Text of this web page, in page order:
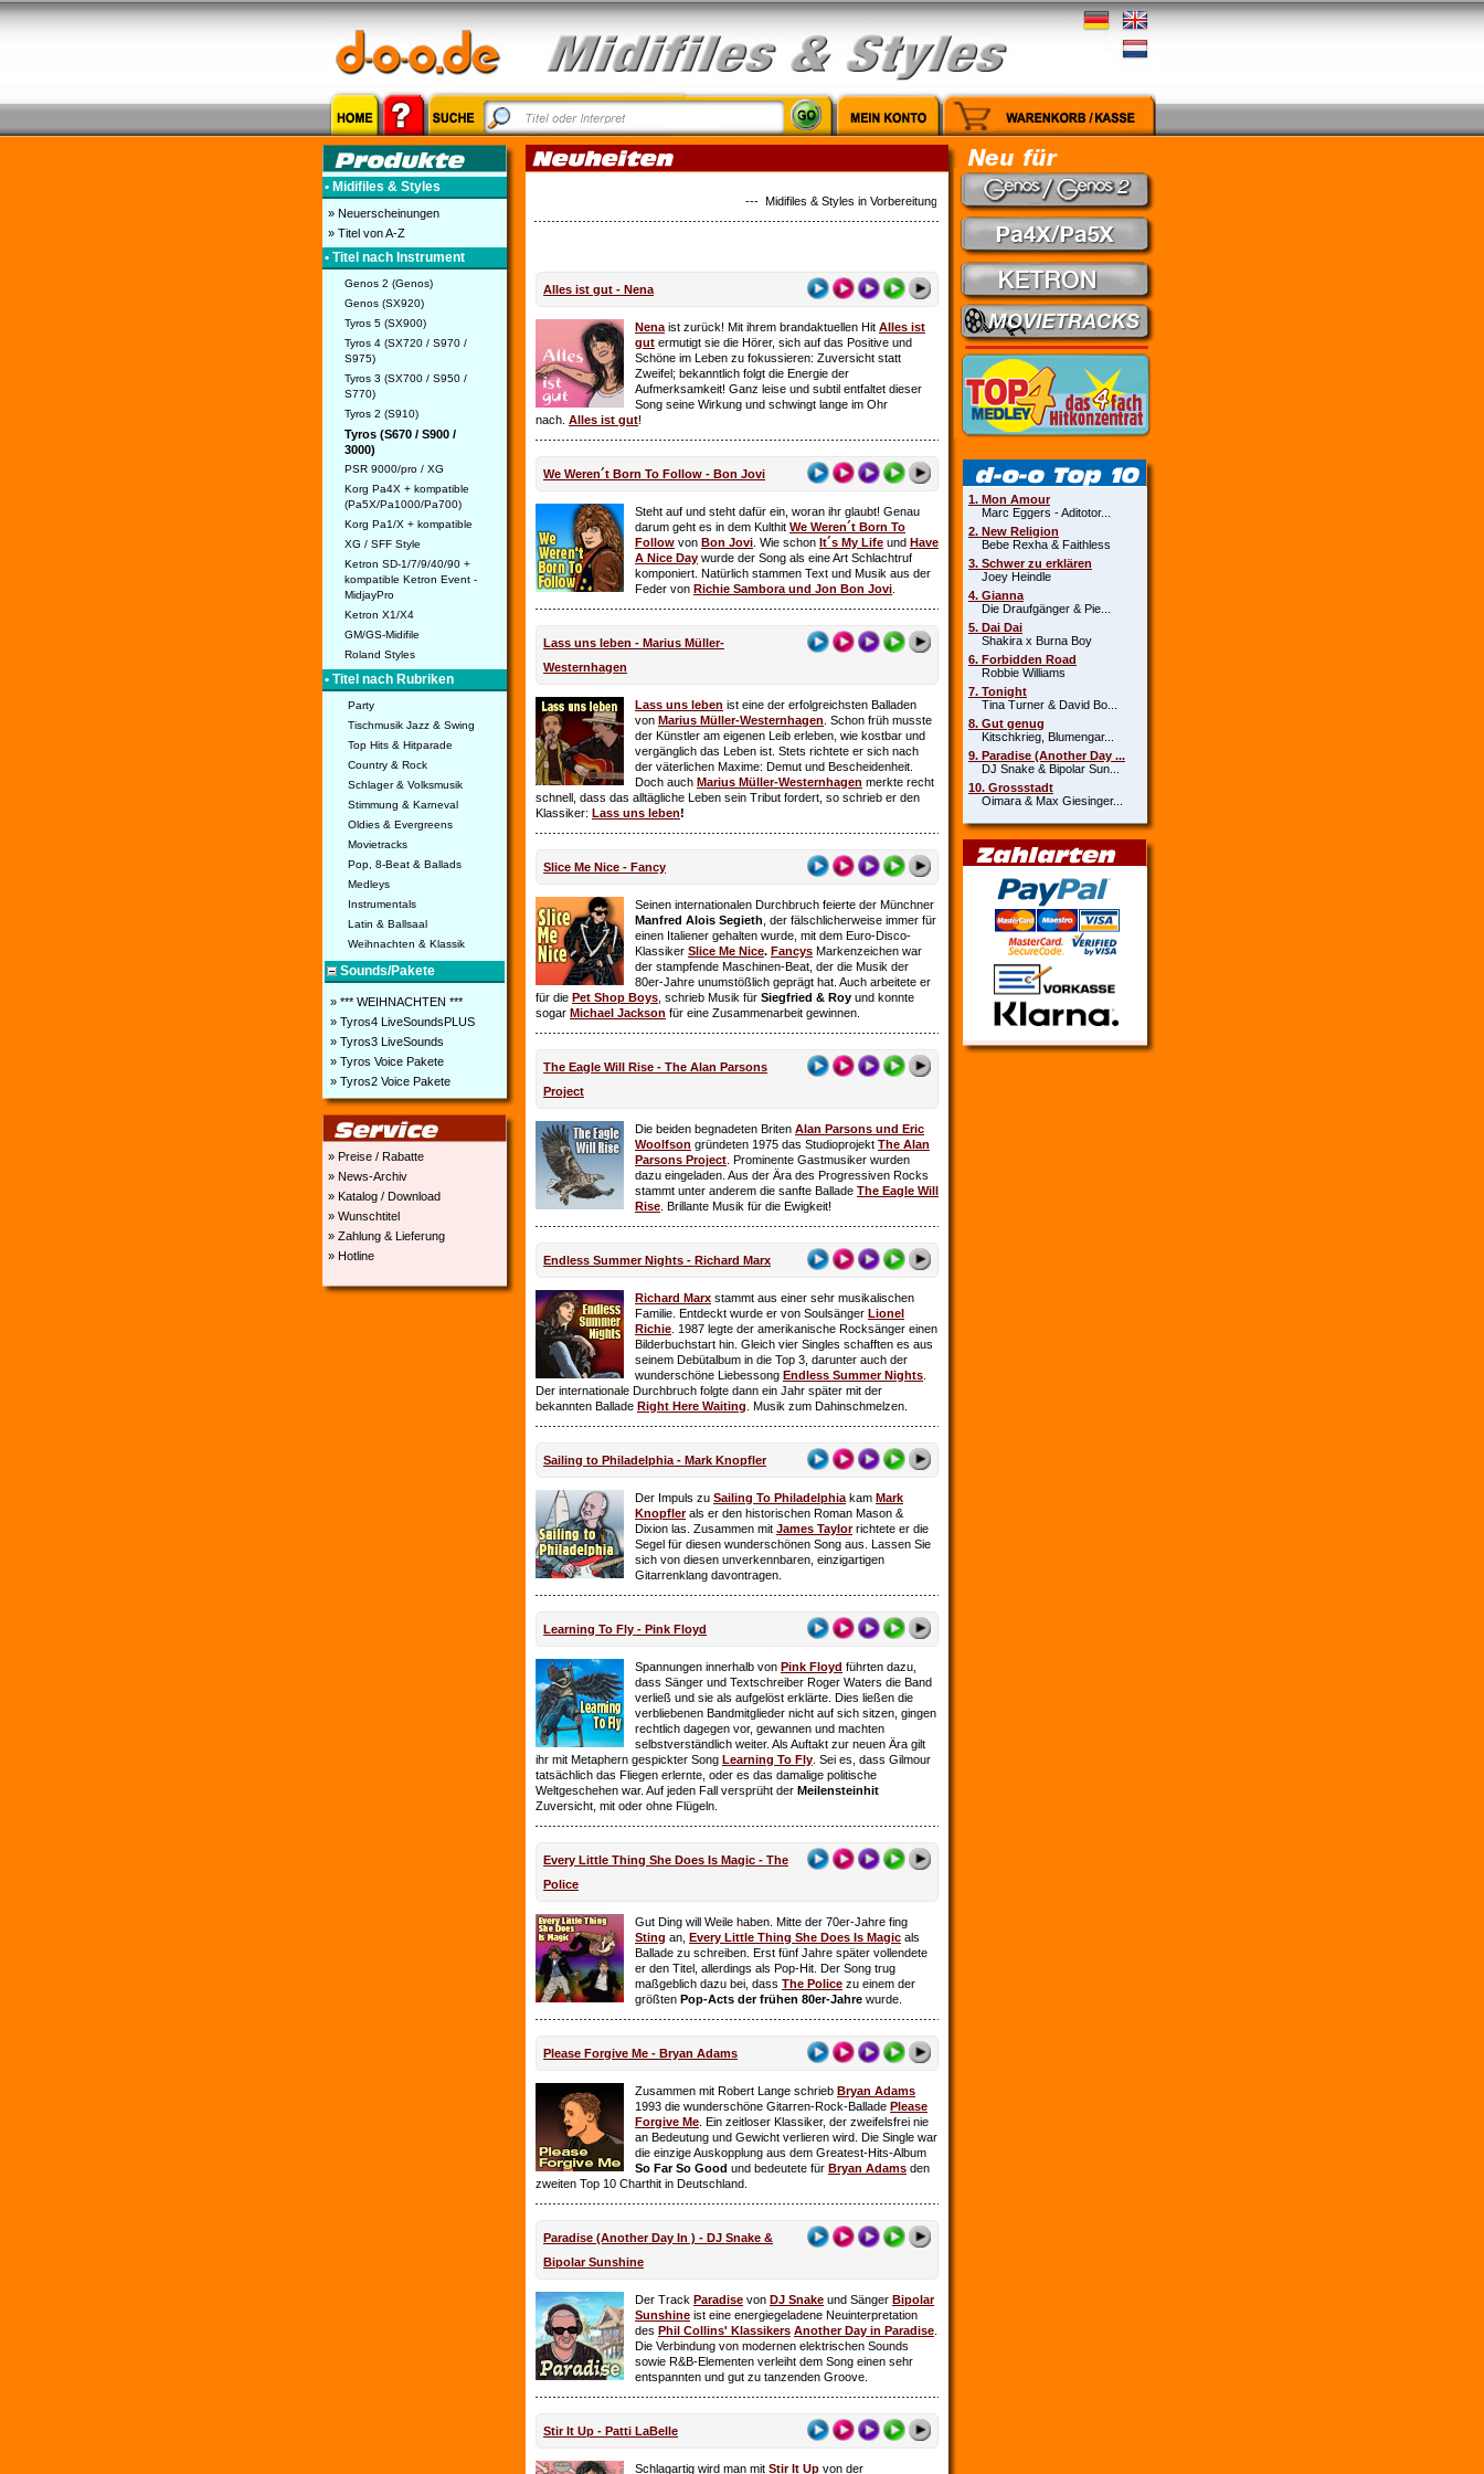
• Midifiles & Styles
» Neuerscheinungen
» Titel von A-Z
• Titel nach Instrument
Genos 2 (Genos)
Genos (SX920)
Tyros 5 (SX900)
Tyros 4 (SX720 / S970 /
S975)
Tyros 3 (SX700 / S950 /
S770)
Tyros 2 (S910)
Tyros (S670 / S900 /
3000)
PSR 9000/pro / XG
Korg Pa4X + kompatible
(Pa5X/Pa1000/Pa700)
Korg Pa1/X + kompatible
XG / SFF Style
Ketron SD-1/7/9/40/90 +
kompatible Ketron Event -
MidjayPro
Ketron X1/X4
GM/GS-Midifile
Roland Styles
• Titel nach Rubriken
Party
Tischmusik Jazz & Swing
Top Hits & Hitparade
Country & Rock
Schlager & Volksmusik
Stimmung & Karneval
Oldies & Evergreens
Movietracks
Pop, 8-Beat & Ballads
Medleys
Instrumentals
Latin & Ballsaal
Weihnachten & Klassik
Sounds/Pakete
» *** WEIHNACHTEN ***
» Tyros4 LiveSoundsPLUS
» Tyros3 LiveSounds
» Tyros Voice Pakete
» Tyros2 Voice Pakete
» Preise / Rabatte
» News-Archiv
» Katalog / Download
» Wunschtitel
» Zahlung & Lieferung
» Hotline
--- Midifiles & Styles in Vorbereitung: Country Medley - Theuns Jordaan & Juanita du Plessis // Kein Gefühl - Marius Müller-Westerhagen //
Alles ist gut - Nena
Nena ist zurück! Mit ihrem brandaktuellen Hit Alles ist
gut ermutigt sie die Hörer, sich auf das Positive und
Schöne im Leben zu fokussieren: Zuversicht statt
Zweifel; bekanntlich folgt die Energie der
Aufmerksamkeit! Ganz leise und subtil entfaltet dieser
Song seine Wirkung und schwingt lange im Ohr
nach. Alles ist gut!
We Weren´t Born To Follow - Bon Jovi
Steht auf und steht dafür ein, woran ihr glaubt! Genau
darum geht es in dem Kulthit We Weren´t Born To
Follow von Bon Jovi . Wie schon It´s My Life und Have
A Nice Day wurde der Song als eine Art Schlachtruf
komponiert. Natürlich stammen Text und Musik aus der
Feder von Richie Sambora und Jon Bon Jovi
Lass uns leben - Marius Müller-
Westernhagen
Lass uns leben ist eine der erfolgreichsten Balladen
von Marius Müller-Westernhagen . Schon früh musste
der Künstler am eigenen Leib erleben, wie kostbar und
vergänglich das Leben ist. Stets richtete er sich nach
der väterlichen Maxime: Demut und Bescheidenheit.
Doch auch Marius Müller-Westernhagen merkte recht
schnell, dass das alltägliche Leben sein Tribut fordert, so schrieb er den
Klassiker: Lass uns leben!
Slice Me Nice - Fancy
Seinen internationalen Durchbruch feierte der Münchner
Manfred Alois Segieth , der fälschlicherweise immer für
einen Italiener gehalten wurde, mit dem Euro-Disco-
Klassiker Slice Me Nice. Fancys Markenzeichen war
der stampfende Maschinen-Beat, der die Musik der
80er-Jahre unumstößlich geprägt hat. Auch arbeitete er
für die Pet Shop Boys , schrieb Musik für Siegfried & Roy und konnte
sogar Michael Jackson für eine Zusammenarbeit gewinnen.
The Eagle Will Rise - The Alan Parsons
Project
Die beiden begnadeten Briten Alan Parsons und Eric
Woolfson gründeten 1975 das Studioprojekt The Alan
Parsons Project . Prominente Gastmusiker wurden
dazu eingeladen. Aus der Ära des Progressiven Rocks
stammt unter anderem die sanfte Ballade The Eagle Will
Rise . Brillante Musik für die Ewigkeit!
Endless Summer Nights - Richard Marx
Richard Marx stammt aus einer sehr musikalischen
Familie. Entdeckt wurde er von Soulsänger Lionel
Richie . 1987 legte der amerikanische Rocksänger einen
Bilderbuchstart hin. Gleich vier Singles schafften es aus
seinem Debütalbum in die Top 3, darunter auch der
wunderschöne Liebessong Endless Summer Nights
Der internationale Durchbruch folgte dann ein Jahr später mit der
bekannten Ballade Right Here Waiting . Musik zum Dahinschmelzen.
Sailing to Philadelphia - Mark Knopfler
Der Impuls zu Sailing To Philadelphia kam Mark
Knopfler als er den historischen Roman Mason &
Dixion las. Zusammen mit James Taylorrichtete er die
Segel für diesen wunderschönen Song aus. Lassen Sie
sich von diesen unverkennbaren, einzigartigen
Gitarrenklang davontragen.
Learning To Fly - Pink Floyd
Spannungen innerhalb von Pink Floyd führten dazu,
dass Sänger und Textschreiber Roger Waters die Band
verließ und sie als aufgelöst erklärte. Dies ließen die
verbliebenen Bandmitglieder nicht auf sich sitzen, gingen
rechtlich dagegen vor, gewannen und machten
selbstverständlich weiter. Als Auftakt zur neuen Ära gilt
ihr mit Metaphern gespickter Song Learning To Fly . Sei es, dass Gilmour
tatsächlich das Fliegen erlernte, oder es das damalige politische
Weltgeschehen war. Auf jeden Fall versprüht der Meilensteinhit
Zuversicht, mit oder ohne Flügeln.
Every Little Thing She Does Is Magic - The
Police
Gut Ding will Weile haben. Mitte der 70er-Jahre fing
Sting an, Every Little Thing She Does Is Magic als
Ballade zu schreiben. Erst fünf Jahre später vollendete
er den Titel, allerdings als Pop-Hit. Der Song trug
maßgeblich dazu bei, dass The Police zu einem der
größten Pop-Acts der frühen 80er-Jahre wurde.
Please Forgive Me - Bryan Adams
Zusammen mit Robert Lange schrieb Bryan Adams
1993 die wunderschöne Gitarren-Rock-Ballade Please
Forgive Me . Ein zeitloser Klassiker, der zweifelsfrei nie
an Bedeutung und Gewicht verlieren wird. Die Single war
die einzige Auskopplung aus dem Greatest-Hits-Album
So Far So Good und bedeutete für Bryan Adams den
zweiten Top 10 Charthit in Deutschland.
Paradise (Another Day In ) - DJ Snake &
Bipolar Sunshine
Der Track Paradise von DJ Snake und Sänger Bipolar
Sunshine ist eine energiegeladene Neuinterpretation
des Phil Collins' Klassikers Another Day in Paradise
Die Verbindung von modernen elektrischen Sounds
sowie R&B-Elementen verleiht dem Song einen sehr
entspannten und gut zu tanzenden Groove.
Stir It Up - Patti LaBelle
Schlagartig wird man mit Stir It Up von der
1. Mon Amour
Marc Eggers - Aditotor...
2. New Religion
Bebe Rexha & Faithless
3. Schwer zu erklären
Joey Heindle
4. Gianna
Die Draufgänger & Pie...
5. Dai Dai
Shakira x Burna Boy
6. Forbidden Road
Robbie Williams
7. Tonight
Tina Turner & David Bo...
8. Gut genug
Kitschkrieg, Blumengar...
9. Paradise (Another Day ...
DJ Snake & Bipolar Sun...
10. Grossstadt
Oimara & Max Giesinger...